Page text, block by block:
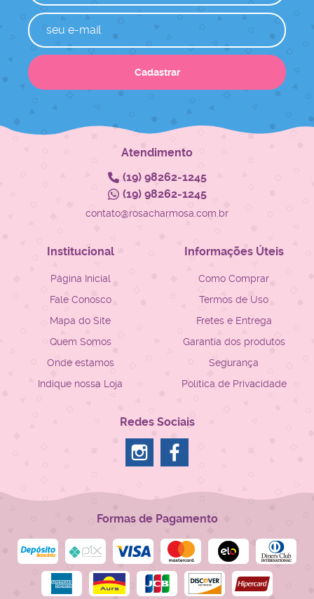
Cadastrar
Atendimento
(19)98262-1245
(19)98262-1245
contato@rosacharmosa.com.br
Institucional
Página Inicial
Fale Conosco
Mapa do Site
Quem Somos
Onde estamos
Indique nossa Loja
Informações Úteis
Como Comprar
Termos de Uso
Fretes e Entrega
Garantia dos produtos
Segurança
Política de Privacidade
Redes Sociais
Formas de Pagamento